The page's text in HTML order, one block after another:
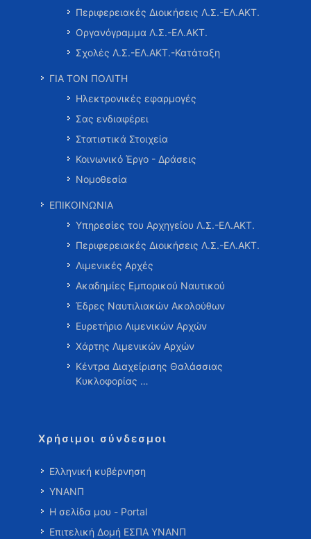
Περιφερειακές Διοικήσεις Λ.Σ.-ΕΛ.ΑΚΤ.
Οργανόγραμμα Λ.Σ.-ΕΛ.ΑΚΤ.
Σχολές Λ.Σ.-ΕΛ.ΑΚΤ.-Κατάταξη
ΓΙΑ ΤΟΝ ΠΟΛΙΤΗ
Ηλεκτρονικές εφαρμογές
Σας ενδιαφέρει
Στατιστικά Στοιχεία
Κοινωνικό Έργο - Δράσεις
Νομοθεσία
ΕΠΙΚΟΙΝΩΝΙΑ
Υπηρεσίες του Αρχηγείου Λ.Σ.-ΕΛ.ΑΚΤ.
Περιφερειακές Διοικήσεις Λ.Σ.-ΕΛ.ΑΚΤ.
Λιμενικές Αρχές
Ακαδημίες Εμπορικού Ναυτικού
Έδρες Ναυτιλιακών Ακολούθων
Ευρετήριο Λιμενικών Αρχών
Χάρτης Λιμενικών Αρχών
Κέντρα Διαχείρισης Θαλάσσιας
Κυκλοφορίας …
Χρήσιμοι σύνδεσμοι
Ελληνική κυβέρνηση
ΥΝΑΝΠ
Η σελίδα μου - Portal
Επιτελική Δομή ΕΣΠΑ ΥΝΑΝΠ